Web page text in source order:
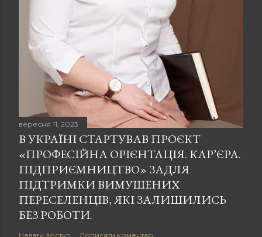
вересня 11, 2023
В УКРАЇНІ СТАРТУВАВ ПРОЄКТ
«ПРОФЕСІЙНА ОРІЄНТАЦІЯ. КАР’ЄРА.
ПІДПРИЄМНИЦТВО» ЗАДЛЯ
ПІДТРИМКИ ВИМУШЕНИХ
ПЕРЕСЕЛЕНЦІВ, ЯКІ ЗАЛИШИЛИСЬ
БЕЗ РОБОТИ.
Надати доступ Дописати коментар